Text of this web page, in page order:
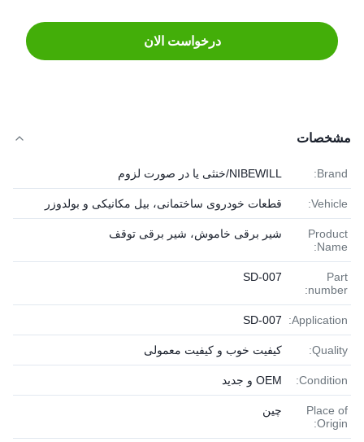
درخواست الان
مشخصات
Brand: NIBEWILL/خنثی یا در صورت لزوم
Vehicle: قطعات خودروی ساختمانی، بیل مکانیکی و بولدوزر
Product
Name:
شیر برقی خاموش، شیر برقی توقف
Part
number:
SD-007
Application:
SD-007
Quality: کیفیت خوب و کیفیت معمولی
Condition: OEM و جدید
Place of
Origin:
چین